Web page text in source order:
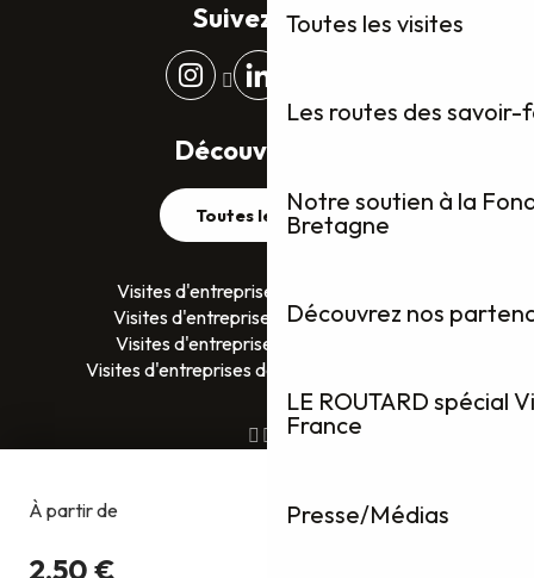
Toutes les visites
Les routes des
Notre soutien à la
Bretagne
Découvrez nos
LE ROUTARD spécial
France
Presse/Médias
Suivez-nous
Découvrez plus
Toutes les visites
Visites d'entreprises dans le Finistère
Visites d'entreprises dans le Morbihan
Visites d'entreprises en Ille-et-Vilaine
Visites d'entreprises dans les Côtes D’Armor
Copyright @2026
Gestion du consentement
Conditions générales de ventes